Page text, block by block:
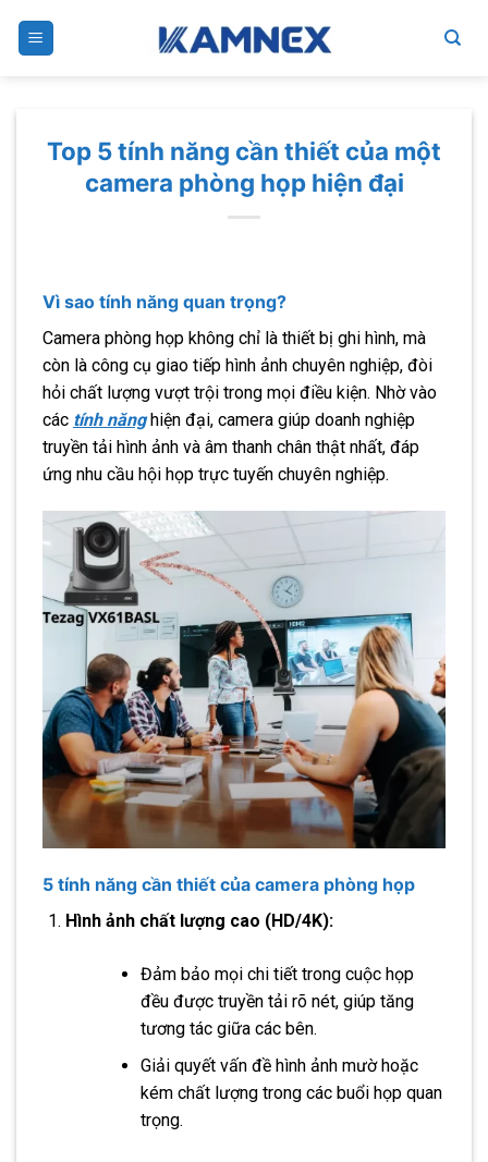
Top 5 tính năng cần thiết của một
camera phòng họp hiện đại
Vì sao tính năng quan trọng?
Camera phòng họp không chỉ là thiết bị ghi hình, mà
còn là công cụ giao tiếp hình ảnh chuyên nghiệp, đòi
hỏi chất lượng vượt trội trong mọi điều kiện. Nhờ vào
các tính nănghiện đại, camera giúp doanh nghiệp
truyền tải hình ảnh và âm thanh chân thật nhất, đáp
ứng nhu cầu hội họp trực tuyến chuyên nghiệp.
5 tính năng cần thiết của camera phòng họp
Hình ảnh chất lượng cao (HD/4K):
Đảm bảo mọi chi tiết trong cuộc họp
đều được truyền tải rõ nét, giúp tăng
tương tác giữa các bên.
Giải quyết vấn đề hình ảnh mườ hoặc
kém chất lượng trong các buổi họp quan
trọng.